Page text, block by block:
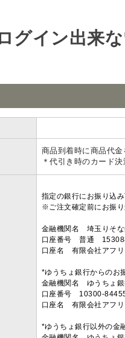
グイン出来
商品到着時に商品代
＊代引き時のカード
指定の銀行にお振り込
※ご注文確定前にお振
金融機関名 埼玉りそ
口座番号 普通
口座名 有限会社アフ
*ゆうちょ銀行からのお
金融機関名 ゆうちょ
口座番号 10300-
口座名 有限会社アフ
*ゆうちょ銀行以外の金